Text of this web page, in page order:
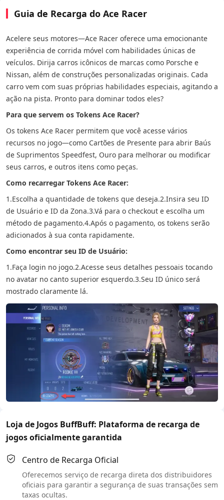
Guia de Recarga do Ace Racer
Acelere seus motores—Ace Racer oferece uma emocionante
experiência de corrida móvel com habilidades únicas de
veículos. Dirija carros icônicos de marcas como Porsche e
Nissan, além de construções personalizadas originais. Cada
carro vem com suas próprias habilidades especiais, agitando a
ação na pista. Pronto para dominar todos eles?
Para que servem os Tokens Ace Racer?
Os tokens Ace Racer permitem que você acesse vários
recursos no jogo—como Cartões de Presente para abrir Baús
de Suprimentos Speedfest, Ouro para melhorar ou modificar
seus carros, e outros itens como peças.
Como recarregar Tokens Ace Racer:
1.Escolha a quantidade de tokens que deseja.2.Insira seu ID
de Usuário e ID da Zona.3.Vá para o checkout e escolha um
método de pagamento.4.Após o pagamento, os tokens serão
adicionados à sua conta rapidamente.
Como encontrar seu ID de Usuário:
1.Faça login no jogo.2.Acesse seus detalhes pessoais tocando
no avatar no canto superior esquerdo.3.Seu ID único será
mostrado claramente lá.
Loja de Jogos BuffBuff: Plataforma de recarga de
jogos oficialmente garantida
Centro de Recarga Oficial
Oferecemos serviço de recarga direta dos distribuidores
oficiais para garantir a segurança de suas transações sem
taxas ocultas.